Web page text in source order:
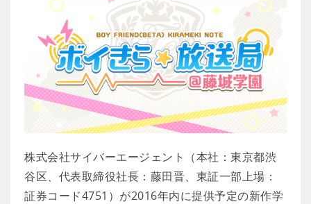
株式会社サイバーエージェント（本社：東京都渋
谷区、代表取締役社長：藤田晋、東証一部上場：
証券コード4751）が2016年内に提供予定の新作学